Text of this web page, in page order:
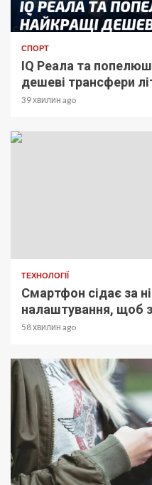
СПОРТ
IQ Реала та
дешеві трансфери
39 хвилин ago
ТЕХНОЛОГІЇ
Смартфон сідає за
налаштування, щоб
58 хвилин ago